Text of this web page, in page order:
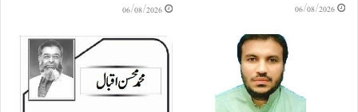
06/08/2026
06/08/2026